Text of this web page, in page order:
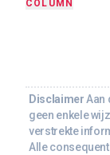
COLUMN
DisclaimerAan
geen enkele
verstrekte
Alle